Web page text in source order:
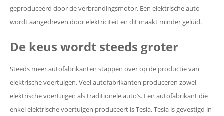
geproduceerd door de verbrandingsmotor. Een elektrische auto
wordt aangedreven door elektriciteit en dit maakt minder geluid.
De keus wordt steeds groter
Steeds meer autofabrikanten stappen over op de productie van
elektrische voertuigen. Veel autofabrikanten produceren zowel
elektrische voertuigen als traditionele auto’s. Een autofabrikant die
enkel elektrische voertuigen produceert is Tesla. Tesla is gevestigd in